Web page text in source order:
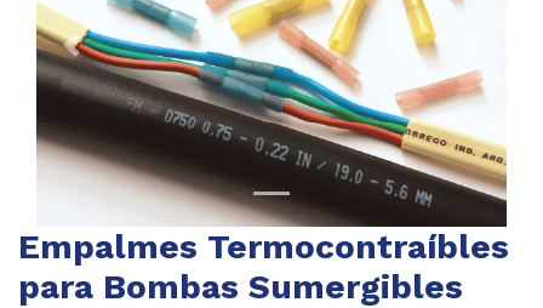
Previous
Empalmes Termocontraíbles
para Bombas Sumergibles